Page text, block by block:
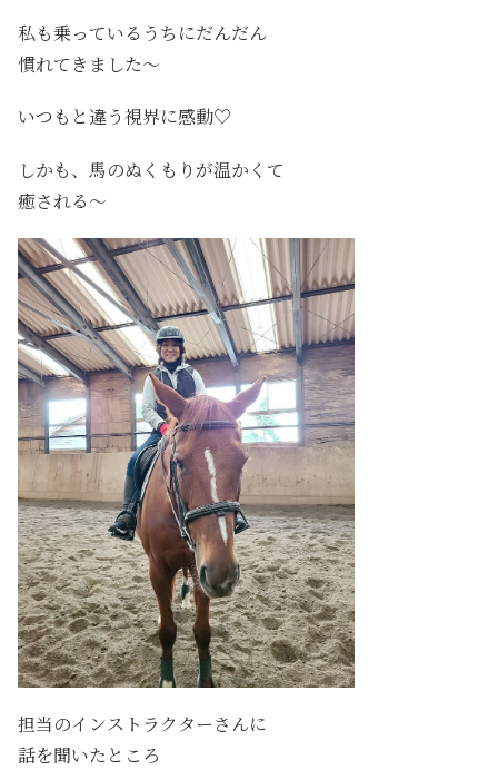
私も乗っているうちにだんだん
慣れてきました～
いつもと違う視界に感動♡
しかも、馬のぬくもりが温かくて
癒される～
担当のインストラクターさんに
話を聞いたところ